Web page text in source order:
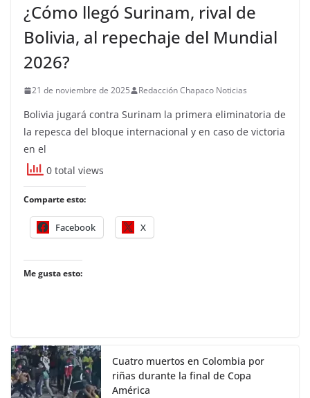
¿Cómo llegó Surinam, rival de
Bolivia, al repechaje del Mundial
2026?
21 de noviembre de 2025 Redacción Chapaco Noticias
Bolivia jugará contra Surinam la primera eliminatoria de
la repesca del bloque internacional y en caso de victoria
en el
0 total views
Comparte esto:
Facebook X
Me gusta esto:
Cuatro muertos en Colombia por
riñas durante la final de Copa
América